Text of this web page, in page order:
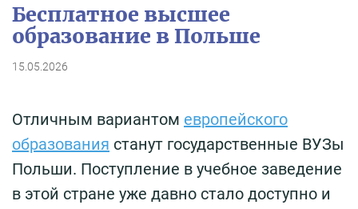
Бесплатное высшее
образование в Польше
15.05.2026
Отличным вариантом европейского
образования станут государственные ВУЗы
Польши. Поступление в учебное заведение
в этой стране уже давно стало доступно и